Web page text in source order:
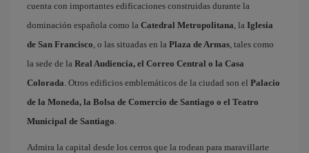
cuenta con importantes edificaciones construidas durante la
dominación española como la Catedral Metropolitana, la Iglesia
de San Francisco, o las situadas en la Plaza de Armas, tales como
la sede de la Real Audiencia, el Correo Central o la Casa
Colorada. Otros edificios emblemáticos de la ciudad son el Palacio
de la Moneda, la Bolsa de Comercio de Santiago o el Teatro
Municipal de Santiago.
Admira la capital desde los cerros que la rodean para maravillarte